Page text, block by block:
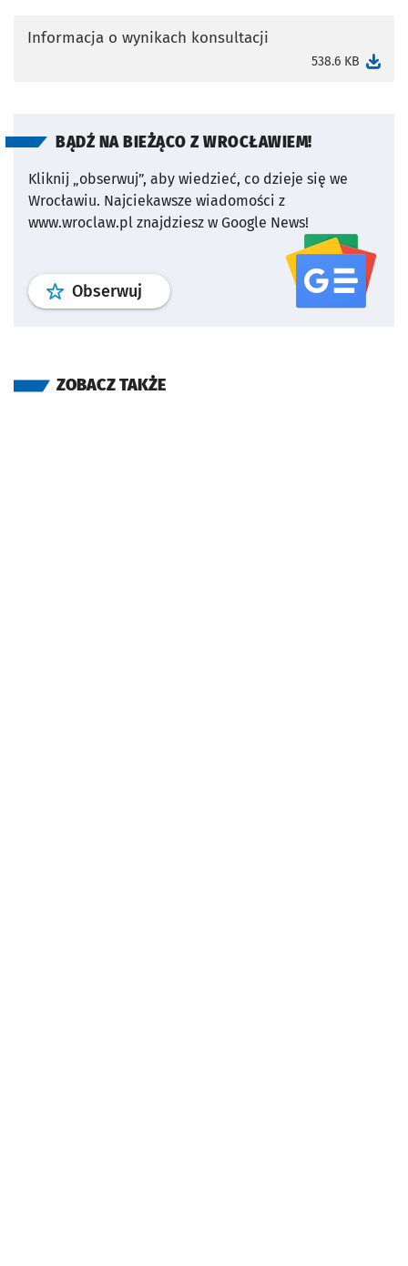
Informacja o wynikach konsultacji
538.6 KB
BĄDŹ NA BIEŻĄCO Z WROCŁAWIEM!
Kliknij „obserwuj”, aby wiedzieć, co dzieje się we
Wrocławiu. Najciekawsze wiadomości z
www.wroclaw.pl znajdziesz w Google News!
Obserwuj profil serwisu
ZOBACZ TAKŻE